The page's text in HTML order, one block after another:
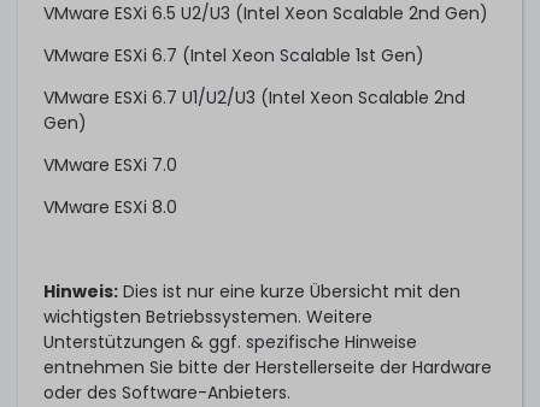
VMware ESXi 6.5 U2/U3 (Intel Xeon Scalable 2nd Gen)
VMware ESXi 6.7 (Intel Xeon Scalable 1st Gen)
VMware ESXi 6.7 U1/U2/U3 (Intel Xeon Scalable 2nd
Gen)
VMware ESXi 7.0
VMware ESXi 8.0
Hinweis: Dies ist nur eine kurze Übersicht mit den
wichtigsten Betriebssystemen. Weitere
Unterstützungen & ggf. spezifische Hinweise
entnehmen Sie bitte der Herstellerseite der Hardware
oder des Software-Anbieters.